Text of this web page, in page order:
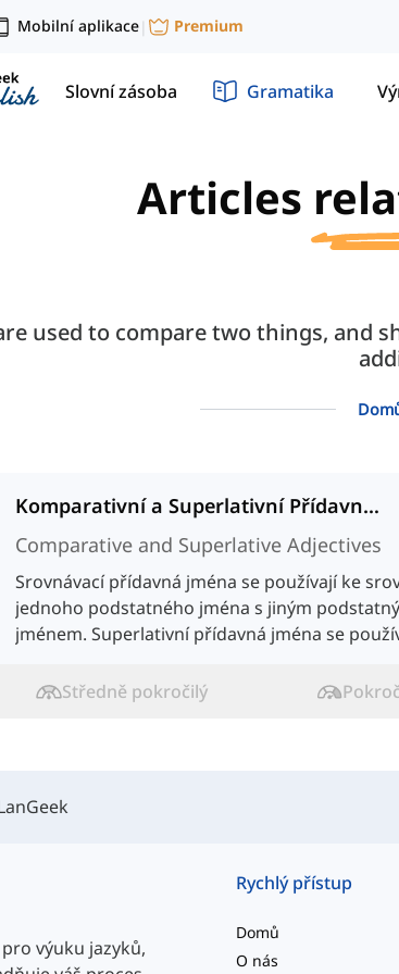
Mobilní aplikace| Premium
Slovní zásoba Gramatika
Articles
used to compare two things, and
Komparativní a Superlativní Přídavná Jména
Comparative and Superlative Adjectives
Srovnávací přídavná jména se používají ke
jednoho podstatného jména s jiným
jménem. Superlativní přídavná jména se
Středně pokročilý
výuku jazyků,
Rychlý přístup
Domů
O nás